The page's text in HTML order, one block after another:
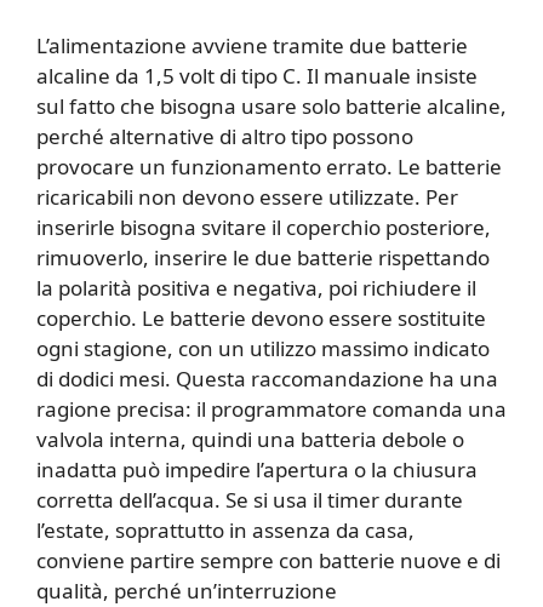
L’alimentazione avviene tramite due batterie
alcaline da 1,5 volt di tipo C. Il manuale insiste
sul fatto che bisogna usare solo batterie alcaline,
perché alternative di altro tipo possono
provocare un funzionamento errato. Le batterie
ricaricabili non devono essere utilizzate. Per
inserirle bisogna svitare il coperchio posteriore,
rimuoverlo, inserire le due batterie rispettando
la polarità positiva e negativa, poi richiudere il
coperchio. Le batterie devono essere sostituite
ogni stagione, con un utilizzo massimo indicato
di dodici mesi. Questa raccomandazione ha una
ragione precisa: il programmatore comanda una
valvola interna, quindi una batteria debole o
inadatta può impedire l’apertura o la chiusura
corretta dell’acqua. Se si usa il timer durante
l’estate, soprattutto in assenza da casa,
conviene partire sempre con batterie nuove e di
qualità, perché un’interruzione